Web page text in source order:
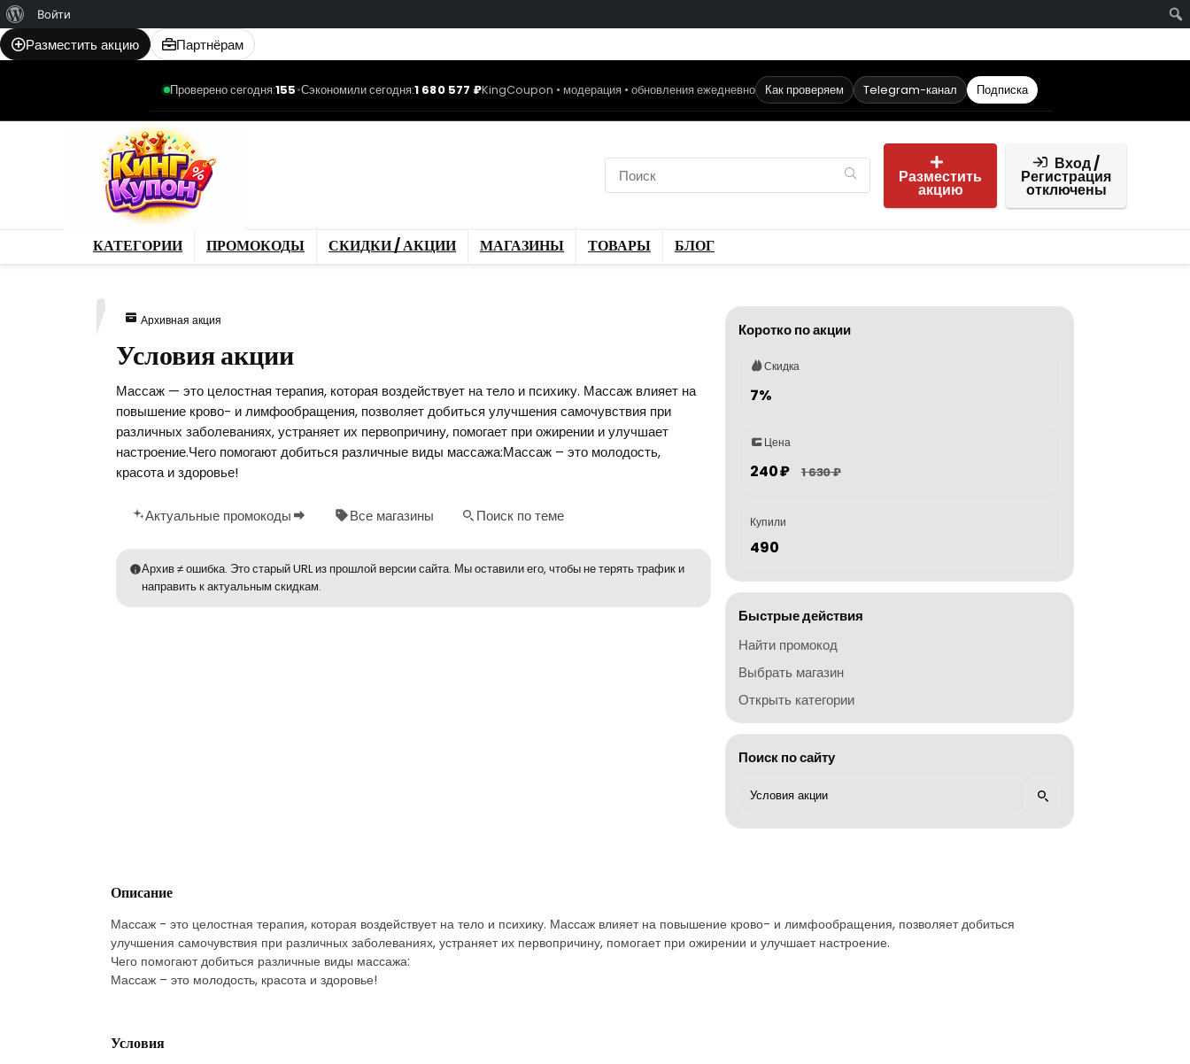
WordPress
Войти
Разместить акцию Партнёрам
Проверено сегодня:155•Сэкономили сегодня:1 680 577 ₽KingCoupon • модерация • обновления ежедневно Как проверяем Telegram-канал Подписка
Разместить
акцию
Вход /
Регистрация
отключены
КАТЕГОРИИ ПРОМОКОДЫ СКИДКИ / АКЦИИ МАГАЗИНЫ ТОВАРЫ БЛОГ
Архивная акция
Условия акции
Массаж — это целостная терапия, которая воздействует на тело и психику. Массаж влияет на
повышение крово- и лимфообращения, позволяет добиться улучшения самочувствия при
различных заболеваниях, устраняет их первопричину, помогает при ожирении и улучшает
настроение.Чего помогают добиться различные виды массажа:Массаж – это молодость,
красота и здоровье!
Актуальные промокоды Все магазины Поиск по теме
Архив ≠ ошибка. Это старый URL из прошлой версии сайта. Мы оставили его, чтобы не терять трафик и
направить к актуальным скидкам.
Коротко по акции
Скидка
7%
Цена
240 ₽ 1 630 ₽
Купили
490
Быстрые действия
Найти промокод
Выбрать магазин
Открыть категории
Поиск по сайту
Описание
Массаж - это целостная терапия, которая воздействует на тело и психику. Массаж влияет на повышение крово- и лимфообращения, позволяет добиться
улучшения самочувствия при различных заболеваниях, устраняет их первопричину, помогает при ожирении и улучшает настроение.
Чего помогают добиться различные виды массажа:
Массаж – это молодость, красота и здоровье!
Условия